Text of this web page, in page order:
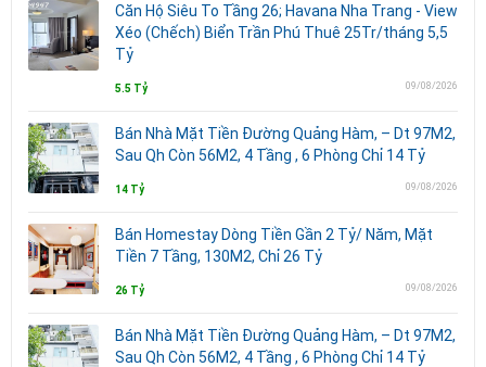
Căn Hộ Siêu To Tầng 26; Havana Nha Trang - View
Xéo (Chếch) Biển Trần Phú Thuê 25Tr/tháng 5,5
Tỷ
5.5 Tỷ 09/08/2026
Bán Nhà Mặt Tiền Đường Quảng Hàm, – Dt 97M2,
Sau Qh Còn 56M2, 4 Tầng , 6 Phòng Chỉ 14 Tỷ
14 Tỷ 09/08/2026
Bán Homestay Dòng Tiền Gần 2 Tỷ/ Năm, Mặt
Tiền 7 Tầng, 130M2, Chỉ 26 Tỷ
26 Tỷ 09/08/2026
Bán Nhà Mặt Tiền Đường Quảng Hàm, – Dt 97M2,
Sau Qh Còn 56M2, 4 Tầng , 6 Phòng Chỉ 14 Tỷ